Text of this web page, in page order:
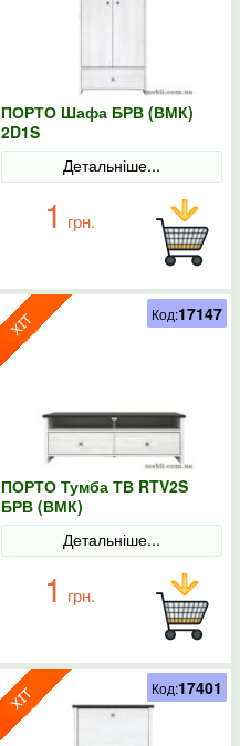
ПОРТО Шафа БРВ (ВМК)
2D1S
Детальніше...
1 грн.
ПОРТО Тумба ТВ RTV2S
БРВ (ВМК)
Детальніше...
1 грн.
Код:17147
Код:17401